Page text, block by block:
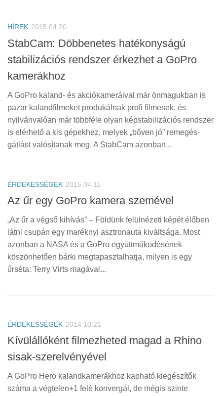
HÍREK 2015.04.20
StabCam: Döbbenetes hatékonyságú
stabilizációs rendszer érkezhet a GoPro
kamerákhoz
A GoPro kaland- és akciókameráival már önmagukban is
pazar kalandfilmeket produkálnak profi filmesek, és
nyilvánvalóan már többféle olyan képstabilizációs rendszer
is elérhető a kis gépekhez, melyek „bőven jó” remegés-
gátlást valósítanak meg. A StabCam azonban...
ÉRDEKESSÉGEK 2015.04.11
Az űr egy GoPro kamera szemével
„Az űr a végső kihívás” – Földünk felülnézeti képét élőben
látni csupán egy maréknyi asztronauta kiváltsága. Most
azonban a NASA és a GoPro együttműködésének
köszönhetően bárki megtapasztalhatja, milyen is egy
űrséta: Terry Virts magával...
ÉRDEKESSÉGEK 2014.10.21
Kívülállóként filmezheted magad a Rhino
sisak-szerelvényével
A GoPro Hero kalandkamerákhoz kapható kiegészítők
száma a végtelen+1 felé konvergál, de mégis szinte